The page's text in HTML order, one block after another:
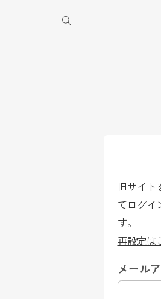
休業のお知らせ
旧サイト
てログイ
す。
再設定は
メール